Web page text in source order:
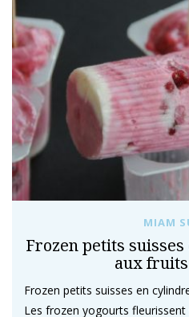
MIAM
Frozen petits
aux
Frozen petits suisses en
Les frozen yogourts